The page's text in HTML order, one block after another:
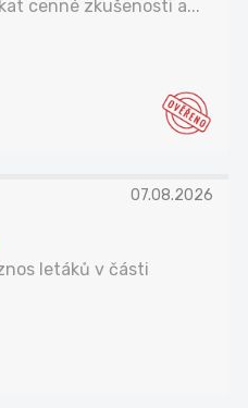
cenné zkušenosti a...
07.08.2026
letáků v části